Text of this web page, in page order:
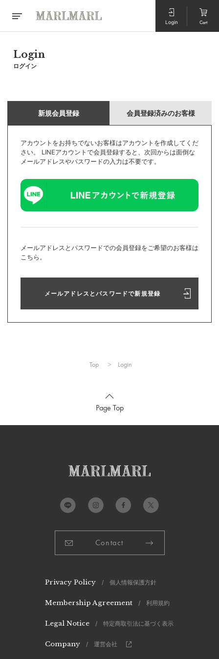
Login Cart
Login
ログイン
新規会員登録 会員登録済みのお客様
アカウントをお持ちでないお客様はアカウントを作成してくだ
さい。 LINEアカウントで会員登録すると、次回からは面倒な
メールアドレスやパスワードの入力は不要です。
メールアドレスとパスワードでの会員登録をご希望のお客様は
こちら。
メールアドレスとパスワードで新規登録
Top Login
Page Top
Contact
Privacy Policy / 個人情報保護方針
Membership Agreement / 利用規約
Legal Notice / 特定商取引法に基づく表示
Company / 運営会社